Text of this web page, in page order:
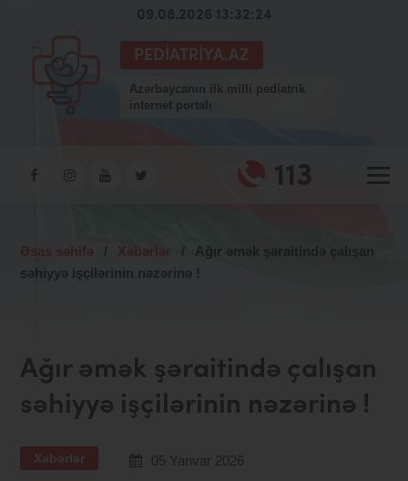
09.08.2026 13:32:25
PEDIATRIYA.AZ
Azərbaycanın ilk milli pediatrik
internet portalı
113
Əsas səhifə / Xəbərlər /
Ağır əmək şəraitində çalışan
səhiyyə işçilərinin nəzərinə !
Ağır əmək şəraitində çalışan
səhiyyə işçilərinin nəzərinə !
Xəbərlər 05 Yanvar 2026